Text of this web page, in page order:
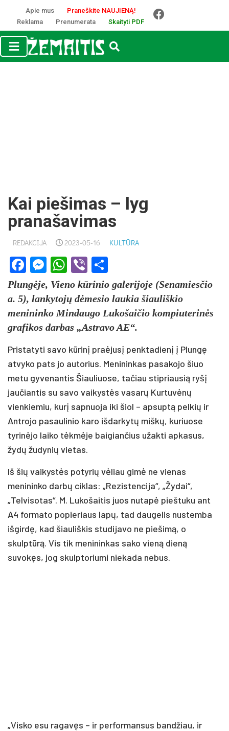
Apie mus
Praneškite NAUJIENĄ!
Reklama
Prenumerata Skaityti PDF
Kai piešimas – lyg
pranašavimas
REDAKCIJA 2023-05-16 KULTŪRA
Facebook
Messenger
WhatsApp
Viber
Plungėje, Vieno kūrinio galerijoje (Senamiesčio
a. 5), lankytojų dėmesio laukia šiauliškio
menininko Mindaugo Lukošaičio kompiuterinės
grafikos darbas „Astravo AE“.
Pristatyti savo kūrinį praėjusį penktadienį į Plungę
atvyko pats jo autorius. Menininkas pasakojo šiuo
metu gyvenantis Šiauliuose, tačiau stipriausią ryšį
jaučiantis su savo vaikystės vasarų Kurtuvėnų
vienkiemiu, kurį sapnuoja iki šiol – apsuptą pelkių ir
Antrojo pasaulinio karo išdarkytų miškų, kuriuose
tyrinėjo laiko tėkmėje baigiančius užakti apkasus,
žydų žudynių vietas.
Iš šių vaikystės potyrių vėliau gimė ne vienas
menininko darbų ciklas: „Rezistencija“, „Žydai“,
„Telvisotas“. M. Lukošaitis juos nutapė pieštuku ant
A4 formato popieriaus lapų, tad daugelis nustemba
išgirdę, kad šiauliškis studijavo ne piešimą, o
skulptūrą. Vis tik menininkas sako vieną dieną
suvokęs, jog skulptoriumi niekada nebus.
„Visko esu ragavęs – ir performansus bandžiau, ir